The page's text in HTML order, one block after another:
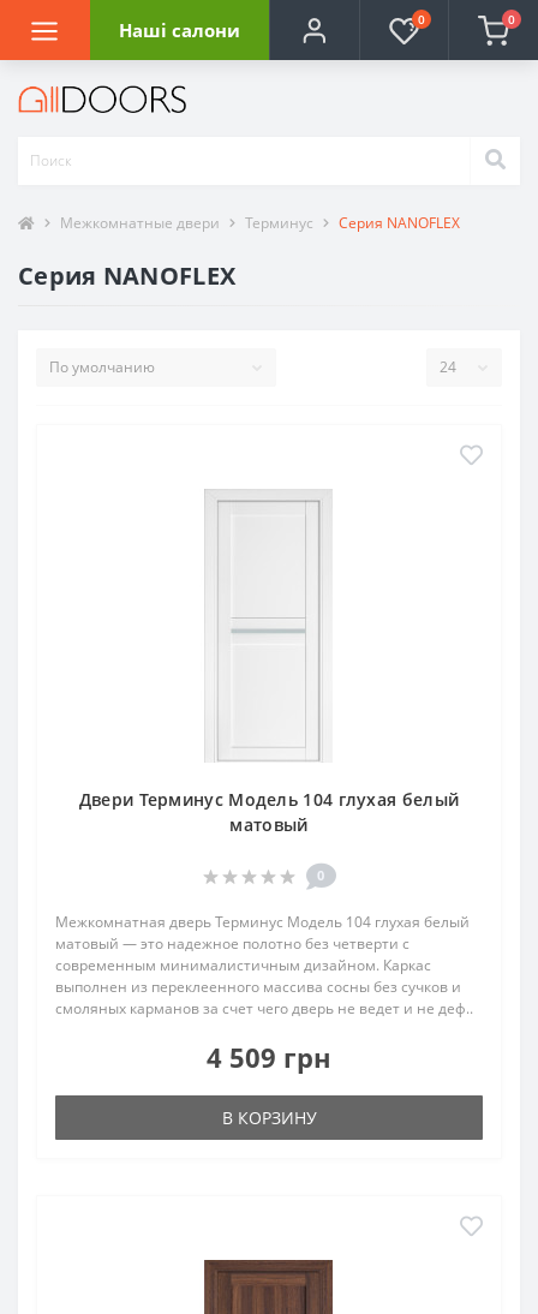
Наші салони 0 0
Межкомнатные двери Терминус Серия NANOFLEX
Серия NANOFLEX
Двери Терминус Модель 104 глухая белый
матовый
0
Межкомнатная дверь Терминус Модель 104 глухая белый
матовый — это надежное полотно без четверти с
современным минималистичным дизайном. Каркас
выполнен из переклеенного массива сосны без сучков и
смоляных карманов за счет чего дверь не ведет и не деф..
4 509 грн
В КОРЗИНУ